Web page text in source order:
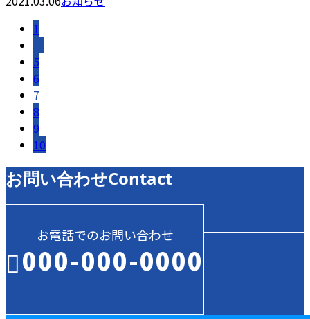
1
5
6
7
8
9
10
お問い合わせContact
お電話でのお問い合わせ
000-000-0000